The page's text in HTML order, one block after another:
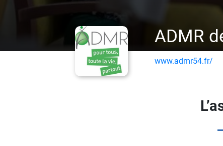
ADMR
www.admr54.fr/